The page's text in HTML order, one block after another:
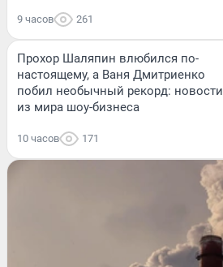
9 часов 261
Прохор Шаляпин влюбился по-
настоящему, а Ваня Дмитриенко
побил необычный рекорд: новости
из мира шоу-бизнеса
10 часов 171